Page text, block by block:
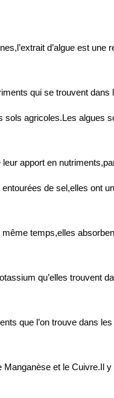
d’algue est une
qui se trouvent dans
sols agricoles.Les algues
apport en
entourées de sel,elles ont
même temps,elles
qu’elles trouvent
que l’on trouve dans
Manganèse et le Cuivre.Il y